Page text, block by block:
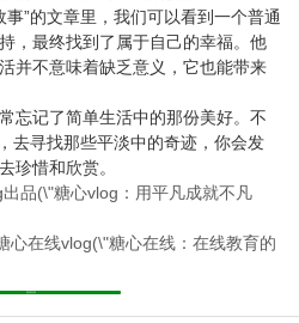
”的文章里，我们可以看到一个普通
，最终找到了属于自己的幸福。他
并不意味着缺乏意义，它也能带来
忘记了简单生活中的那份美好。不
去寻找那些平淡中的奇迹，你会发
珍惜和欣赏。
品(\"糖心vlog：用平凡成就不凡
心在线vlog(\"糖心在线：在线教育的